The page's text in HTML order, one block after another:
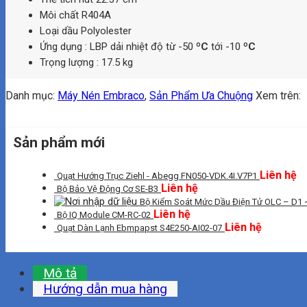
Môi chất R404A
Loại dầu Polyolester
Ứng dụng : LBP dải nhiệt độ từ -50 ºC tới -10 ºC
Trọng lượng : 17.5 kg
Danh mục: Máy Nén Embraco, Sản Phẩm Ưa Chuộng Xem trên:
Sản phẩm mới
Quạt Hướng Trục Ziehl - Abegg FN050-VDK.4I.V7P1 Liên hệ
Bộ Bảo Vệ Động Cơ SE-B3 Liên hệ
Bộ Kiểm Soát Mức Dầu Điện Tử OLC – D1
Bộ IQ Module CM-RC-02 Liên hệ
Quạt Dàn Lạnh Ebmpapst S4E250-AI02-07 Liên hệ
Mô tả
Hướng dẫn mua hàng